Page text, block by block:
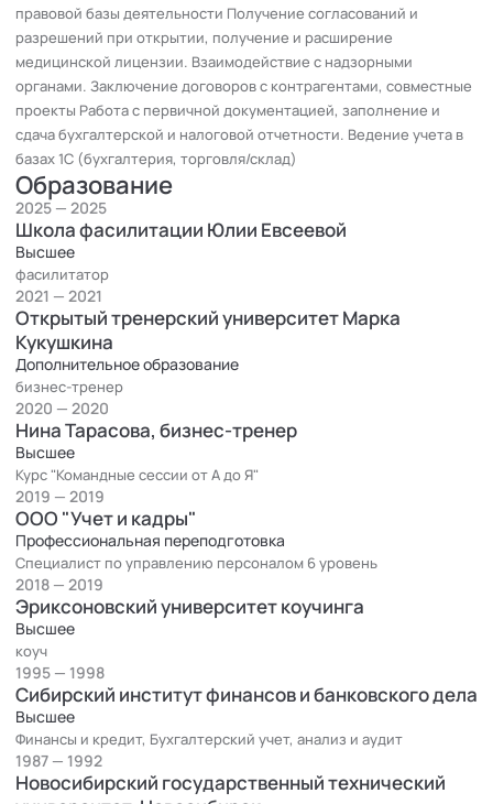
правовой базы деятельности Получение согласований и
разрешений при открытии, получение и расширение
медицинской лицензии. Взаимодействие с надзорными
органами. Заключение договоров с контрагентами, совместные
проекты Работа с первичной документацией, заполнение и
сдача бухгалтерской и налоговой отчетности. Ведение учета в
базах 1С (бухгалтерия, торговля/склад)
Образование
Сибирский институт финансов и банковского дела
Высшее
Финансы и кредит, Бухгалтерский учет, анализ и аудит
1995 — 1998
Новосибирский государственный технический
1987 — 1992
Открытый тренерский университет Марка
Кукушкина
Дополнительное образование
бизнес-тренер
2021 — 2021
Школа фасилитации Юлии Евсеевой
Высшее
фасилитатор
2025 — 2025
Нина Тарасова, бизнес-тренер
Высшее
Курс "Командные сессии от А до Я"
2020 — 2020
Эриксоновский университет коучинга
Высшее
коуч
2018 — 2019
ООО "Учет и кадры"
Профессиональная переподготовка
Специалист по управлению персоналом 6 уровень
2019 — 2019